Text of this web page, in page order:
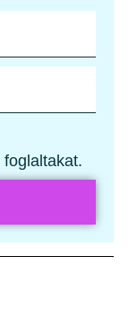
foglaltakat.